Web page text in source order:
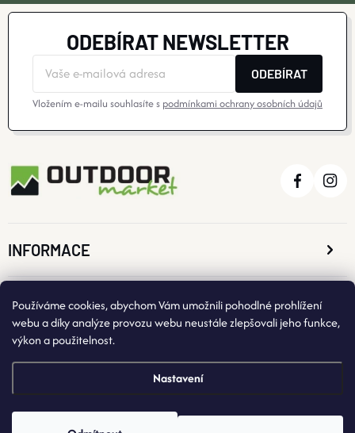
Používáme cookies, abychom Vám umožnili pohodlné prohlížení
webu a díky analýze provozu webu neustále zlepšovali jeho funkce,
výkon a použitelnost.
Nastavení
ODEBÍRAT NEWSLETTER
ODEBÍRAT
Vložením e-mailu souhlasíte s podmínkami ochrany osobních údajů
INFORMACE
O NÁKUPU